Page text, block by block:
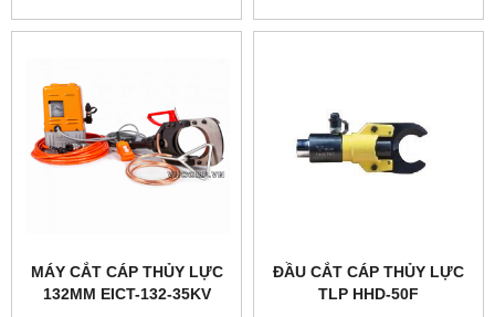
MÁY CẮT CÁP THỦY LỰC
132MM EICT-132-35KV
ĐẦU CẮT CÁP THỦY LỰC
TLP HHD-50F